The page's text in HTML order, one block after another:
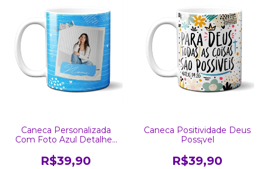
Caneca Personalizada
Com Foto Azul Detalhes
R$39,90
Caneca Positividade Deus
Poss¡vel
R$39,90